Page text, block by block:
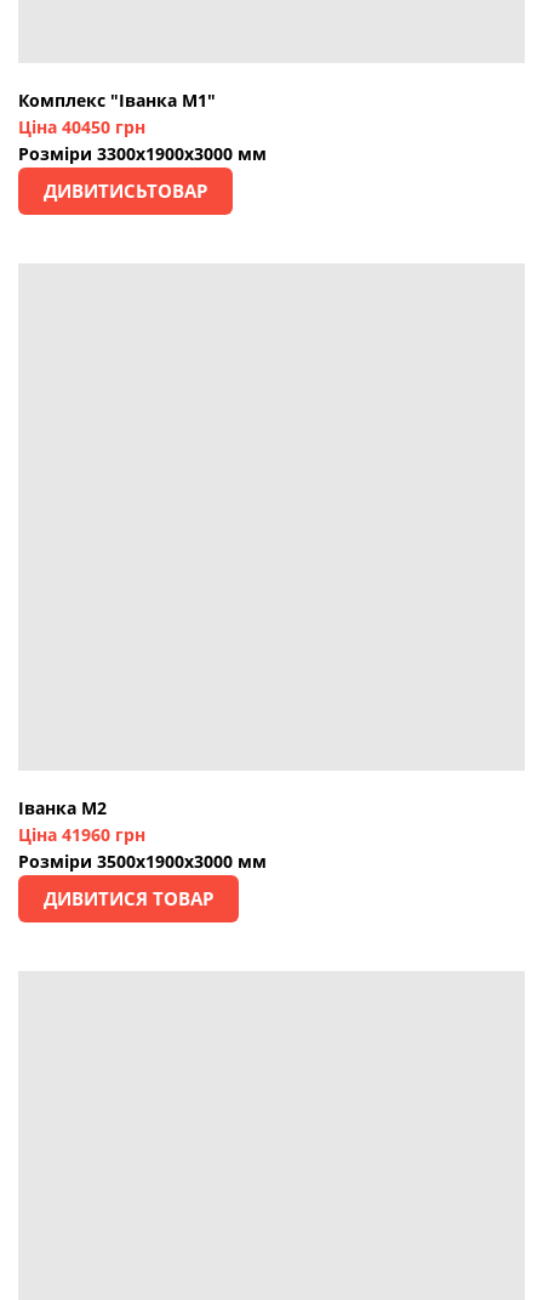
Комплекс "Іванка М1"
Ціна 40450 грн
Розміри 3300х1900х3000 мм
ДИВИТИСЬТОВАР
Іванка М2
Ціна 41960 грн
Розміри 3500х1900х3000 мм
ДИВИТИСЯ ТОВАР